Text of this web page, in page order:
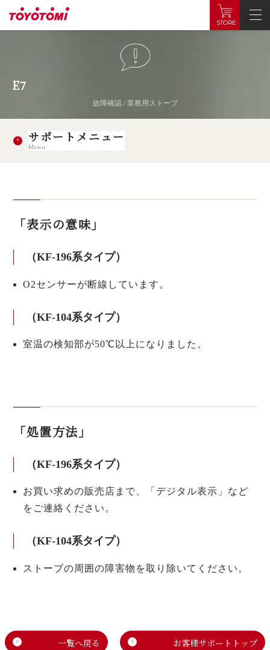
STORE
E7
故障確認 / 業務用ストーブ
「表示の意味」
（KF-196系タイプ）
O2センサーが断線しています。
（KF-104系タイプ）
室温の検知部が50℃以上になりました。
「処置方法」
（KF-196系タイプ）
お買い求めの販売店まで、「デジタル表示」など
をご連絡ください。
（KF-104系タイプ）
ストーブの周囲の障害物を取り除いてください。
サポートメニュー
Menu
一覧へ戻る お客様サポートトップ